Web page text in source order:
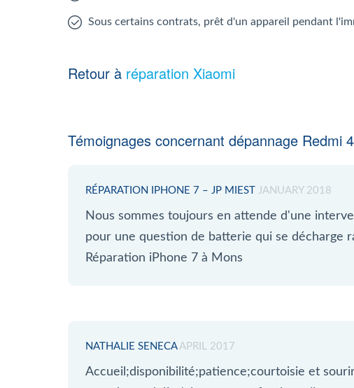
Sous certains contrats, prêt d'un appareil pendant
Retour à réparation Xiaomi
Témoignages concernant dépannage Redmi
RÉPARATION IPHONE 7 – JP MIEST JANUARY 2018
Nous sommes toujours en attende d'une
pour une question de batterie qui se décharge
Réparation iPhone 7 à Mons
NATHALIE SENECA APRIL 2017
Accueil;disponibilité;patience;courtoisie et